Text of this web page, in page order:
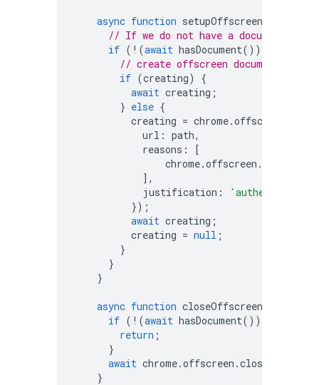
async function setupOffscreenDocument
// If we do not have a document, we
if ( ! (await hasDocument()))
// create offscreen document
if (creating)
{
await creating ;
} else {
creating = chrome.offscreen
url : path,
reasons :
[
chrome.offscreen .
],
justification :
});
await creating ;
creating = null ;
}
}
}
async function closeOffscreenDocument
if ( ! (await hasDocument()))
return ;
}
await chrome.offscreen .closeDocument
}